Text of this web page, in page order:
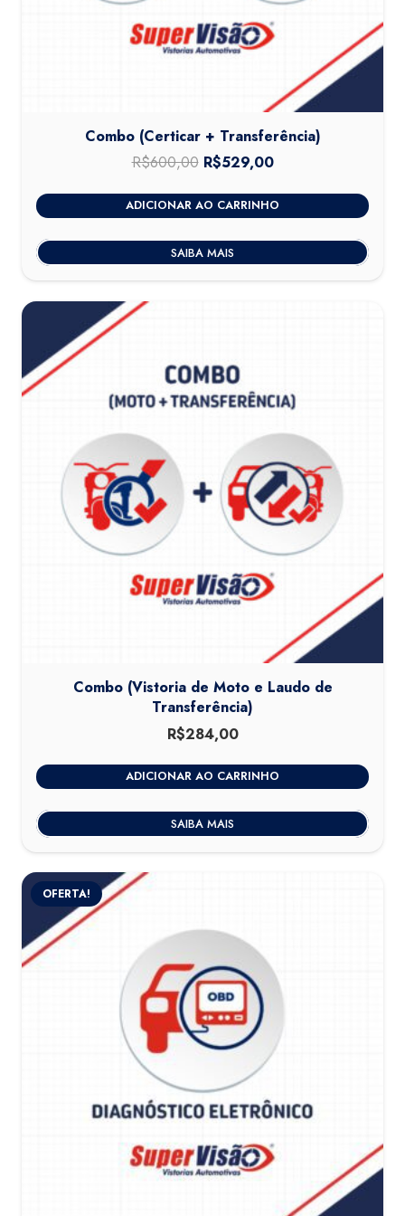
Combo (Certicar + Transferência)
R$600,00 O
original
era:
R$600,00.
R$529,00O
atual
é:
R$529,00.
ADICIONAR AO CARRINHO
SAIBA MAIS
Combo (Vistoria de Moto e Laudo de
Transferência)
R$284,00
ADICIONAR AO CARRINHO
SAIBA MAIS
OFERTA!